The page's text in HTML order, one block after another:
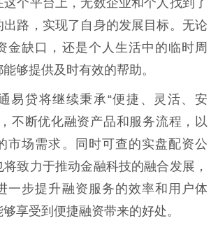
这个平台上，无数企业和个人找到了
路，实现了自身的发展目标。无论
金缺口，还是个人生活中的临时周
够提供及时有效的帮助。
易贷将继续秉承“便捷、灵活、安
不断优化融资产品和服务流程，以
市场需求。同时可查的实盘配资公
致力于推动金融科技的融合发展，
一步提升融资服务的效率和用户体
享受到便捷融资带来的好处。